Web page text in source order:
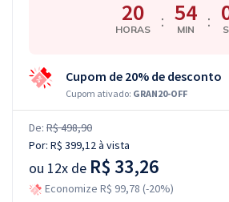
20
HORAS : 54
MIN :
Cupom de 20% de desconto
Cupom ativado: GRAN20-OFF
De: R$ 498,90
Por: R$ 399,12à vista
ou 12x de R$ 33,26
Economize R$ 99,78 (-20%)